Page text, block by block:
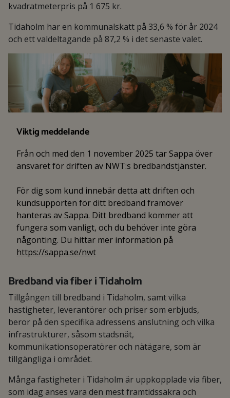
kvadratmeterpris på 1 675 kr.
Tidaholm har en kommunalskatt på 33,6 % för år 2024
och ett valdeltagande på 87,2 % i det senaste valet.
Viktig meddelande
Från och med den 1 november 2025 tar Sappa över
ansvaret för driften av NWT:s bredbandstjänster.
För dig som kund innebär detta att driften och
kundsupporten för ditt bredband framöver
hanteras av Sappa. Ditt bredband kommer att
fungera som vanligt, och du behöver inte göra
någonting. Du hittar mer information på
https://sappa.se/nwt
Bredband via fiber i Tidaholm
Tillgången till bredband i Tidaholm, samt vilka
hastigheter, leverantörer och priser som erbjuds,
beror på den specifika adressens anslutning och vilka
infrastrukturer, såsom stadsnät,
kommunikationsoperatörer och nätägare, som är
tillgängliga i området.
Många fastigheter i Tidaholm är uppkopplade via fiber,
som idag anses vara den mest framtidssäkra och